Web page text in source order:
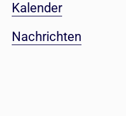
Kalender
Nachrichten